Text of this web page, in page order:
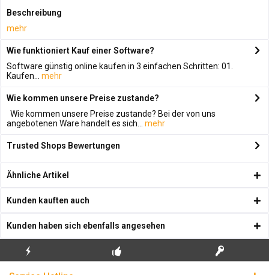
Beschreibung
mehr
Wie funktioniert Kauf einer Software?
Software günstig online kaufen in 3 einfachen Schritten: 01.
Kaufen...
mehr
Wie kommen unsere Preise zustande?
Wie kommen unsere Preise zustande? Bei der von uns
angebotenen Ware handelt es sich...
mehr
Trusted Shops Bewertungen
Ähnliche Artikel
Kunden kauften auch
Kunden haben sich ebenfalls angesehen
BLITZVERSAND